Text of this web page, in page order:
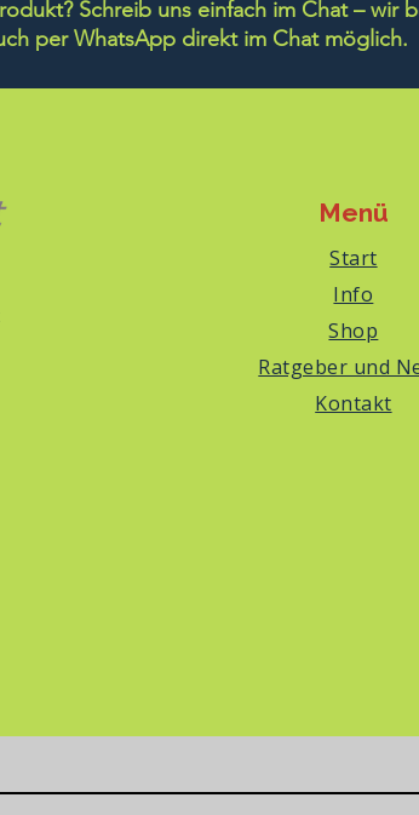
Schreib uns einfach im Chat – wir
per WhatsApp direkt im Chat möglich.
Menü
Start
Info
Shop
Ratgeber und
Kontakt